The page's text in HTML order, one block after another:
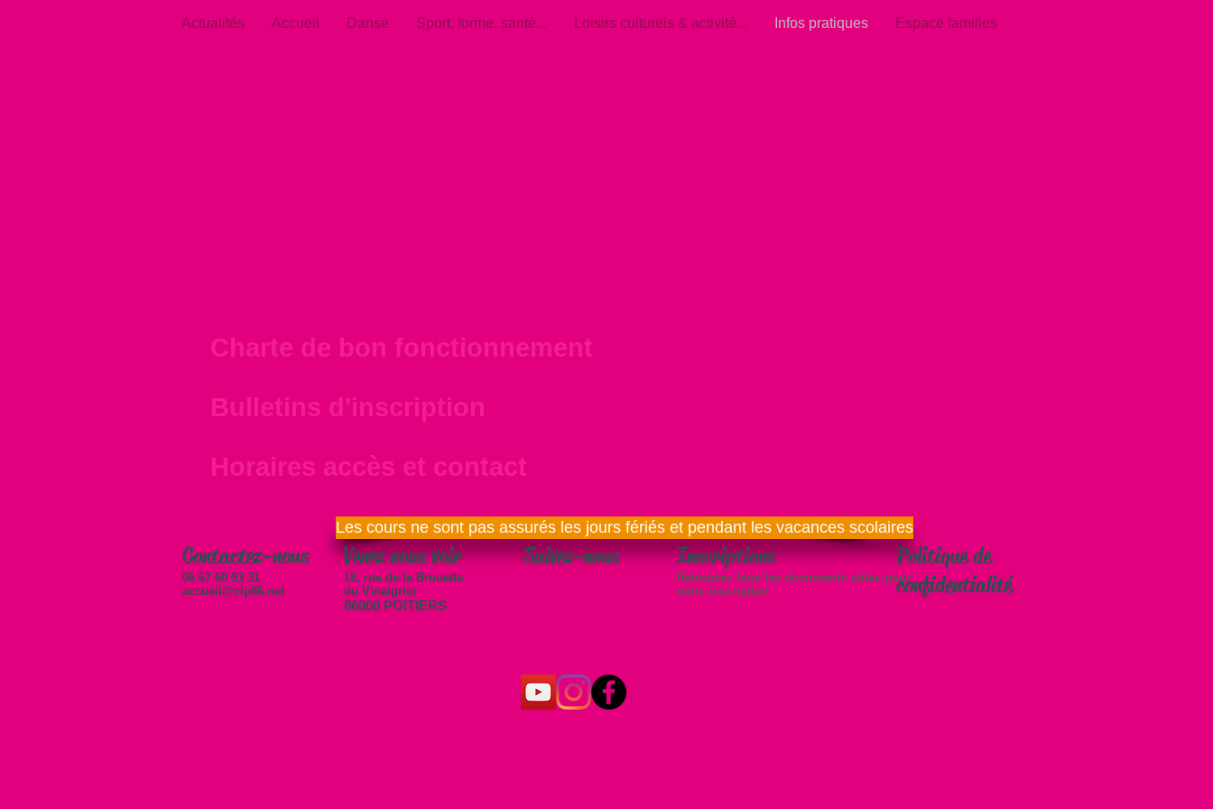
Actualités Accueil Danse Sport, forme, santé... Loisirs culturels & activité... Infos pratiques Espace familles
Charte de bon fonctionnement
Bulletins d'inscription
Horaires accès et contact
Les cours ne sont pas assurés les jours fériés et pendant les vacances scolaires
Contactez-nous
06 67 60 93 31
accueil@clp86.net
Venez nous voir
18, rue de la Brouette
du Vinaigrier
86000 POITIERS
Suivez-nous Inscriptions
Retrouvez tous les documents utiles pour
votre inscription
Politique de
confidentialité